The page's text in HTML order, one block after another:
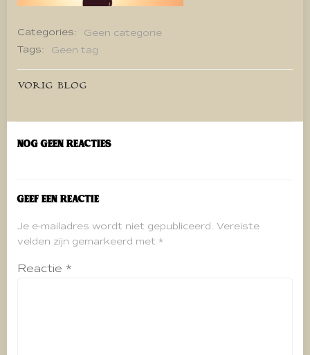
Categories:
Geen categorie
Tags:
Geen tag
Bericht
navigatie
VORIG BLOG
Nog geen reacties
Geef een reactie
Je e-mailadres wordt niet gepubliceerd. Vereiste
velden zijn gemarkeerd met *
Reactie *